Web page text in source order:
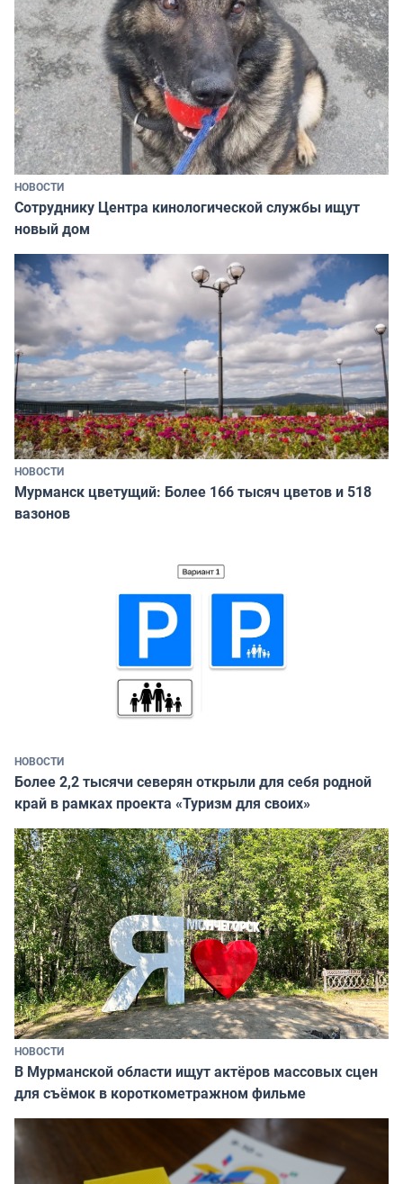
НОВОСТИ
Сотруднику Центра кинологической службы ищут
новый дом
НОВОСТИ
Мурманск цветущий: Более 166 тысяч цветов и 518
вазонов
НОВОСТИ
Более 2,2 тысячи северян открыли для себя родной
край в рамках проекта «Туризм для своих»
НОВОСТИ
В Мурманской области ищут актёров массовых сцен
для съёмок в короткометражном фильме